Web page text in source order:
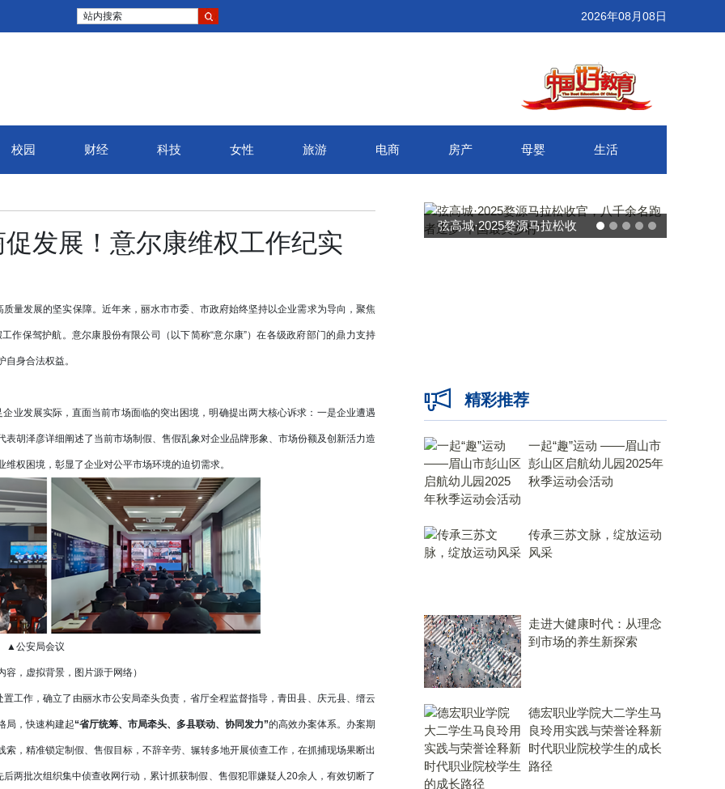
站内搜索 2026年08月08日
校园 财经 科技 女性 旅游 电商 房产 母婴 生活
发展！意尔康维权工作纪实
发展的坚实保障。近年来，丽水市市委、市政府始终坚持以企业需求为导向，聚焦
作保驾护航。意尔康股份有限公司（以下简称“意尔康”）在各级政府部门的鼎力支持
身合法权益。
发展实际，直面当前市场面临的突出困境，明确提出两大核心诉求：一是企业遭遇
胡泽彦详细阐述了当前市场制假、售假乱象对企业品牌形象、市场份额及创新活力造
权困境，彰显了企业对公平市场环境的迫切需求。
▲公安局会议
容，虚拟背景，图片源于网络）
作，确立了由丽水市公安局牵头负责，省厅全程监督指导，青田县、庆元县、缙云
局，快速构建起“省厅统筹、市局牵头、多县联动、协同发力”的高效办案体系。办案期
，精准锁定制假、售假目标，不辞辛劳、辗转多地开展侦查工作，在抓捕现场果断出
两批次组织集中侦查收网行动，累计抓获制假、售假犯罪嫌疑人20余人，有效切断了
武汉百联奥莱年度感恩季 承
精彩推荐
一起“趣”运动 ——眉山市
彭山区启航幼儿园2025年
秋季运动会活动
传承三苏文脉，绽放运动
风采
走进大健康时代：从理念
到市场的养生新探索
德宏职业学院大二学生马
良玲用实践与荣誉诠释新
时代职业院校学生的成长
路径